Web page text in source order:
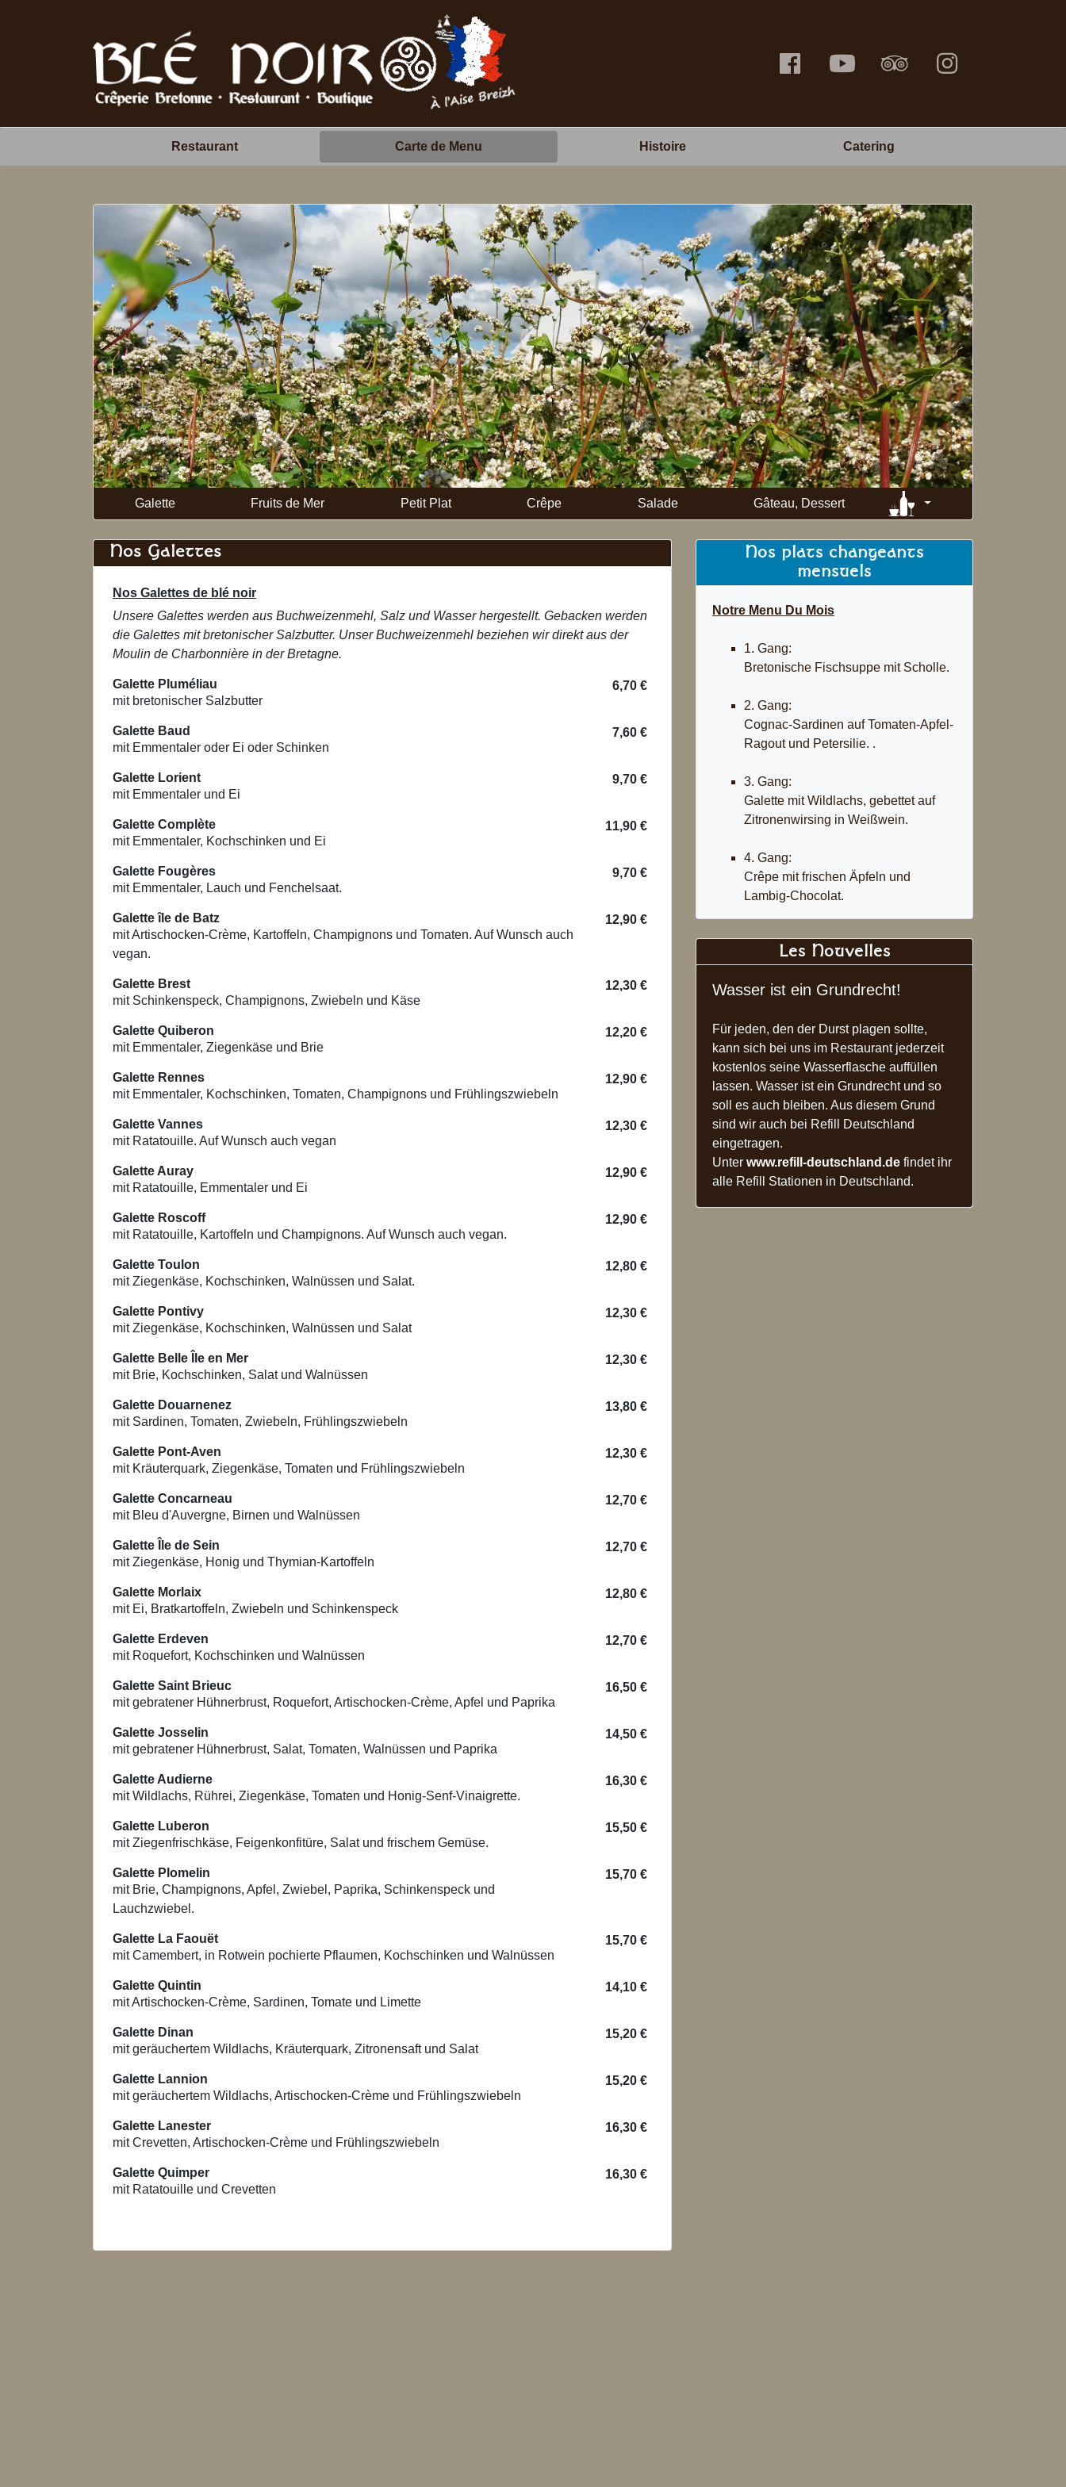
Tripadvisor Ble Noir
Yoube Channel
Facebook Ble Noir
Restaurant Carte de Menu Histoire Catering
Galette Fruits de Mer Petit Plat Crêpe Salade Gâteau, Dessert Getränke
Nos Galettes
Nos Galettes de blé noir
Unsere Galettes werden aus Buchweizenmehl, Salz und Wasser hergestellt. Gebacken werden
die Galettes mit bretonischer Salzbutter. Unser Buchweizenmehl beziehen wir direkt aus der
Moulin de Charbonnière in der Bretagne.
Galette Pluméliau
mit bretonischer Salzbutter
6,70 €
Galette Baud
mit Emmentaler oder Ei oder Schinken
7,60 €
Galette Lorient
mit Emmentaler und Ei
9,70 €
Galette Complète
mit Emmentaler, Kochschinken und Ei
11,90 €
Galette Fougères
mit Emmentaler, Lauch und Fenchelsaat.
9,70 €
Galette île de Batz
mit Artischocken-Crème, Kartoffeln, Champignons und Tomaten. Auf Wunsch auch
vegan.
12,90 €
Galette Brest
mit Schinkenspeck, Champignons, Zwiebeln und Käse
12,30 €
Galette Quiberon
mit Emmentaler, Ziegenkäse und Brie
12,20 €
Galette Rennes
mit Emmentaler, Kochschinken, Tomaten, Champignons und Frühlingszwiebeln
12,90 €
Galette Vannes
mit Ratatouille. Auf Wunsch auch vegan
12,30 €
Galette Auray
mit Ratatouille, Emmentaler und Ei
12,90 €
Galette Roscoff
mit Ratatouille, Kartoffeln und Champignons. Auf Wunsch auch vegan.
12,90 €
Galette Toulon
mit Ziegenkäse, Kochschinken, Walnüssen und Salat.
12,80 €
Galette Pontivy
mit Ziegenkäse, Kochschinken, Walnüssen und Salat
12,30 €
Galette Belle Île en Mer
mit Brie, Kochschinken, Salat und Walnüssen
12,30 €
Galette Douarnenez
mit Sardinen, Tomaten, Zwiebeln, Frühlingszwiebeln
13,80 €
Galette Pont-Aven
mit Kräuterquark, Ziegenkäse, Tomaten und Frühlingszwiebeln
12,30 €
Galette Concarneau
mit Bleu d'Auvergne, Birnen und Walnüssen
12,70 €
Galette Île de Sein
mit Ziegenkäse, Honig und Thymian-Kartoffeln
12,70 €
Galette Morlaix
mit Ei, Bratkartoffeln, Zwiebeln und Schinkenspeck
12,80 €
Galette Erdeven
mit Roquefort, Kochschinken und Walnüssen
12,70 €
Galette Saint Brieuc
mit gebratener Hühnerbrust, Roquefort, Artischocken-Crème, Apfel und Paprika
16,50 €
Galette Josselin
mit gebratener Hühnerbrust, Salat, Tomaten, Walnüssen und Paprika
14,50 €
Galette Audierne
mit Wildlachs, Rührei, Ziegenkäse, Tomaten und Honig-Senf-Vinaigrette.
16,30 €
Galette Luberon
mit Ziegenfrischkäse, Feigenkonfitüre, Salat und frischem Gemüse.
15,50 €
Galette Plomelin
mit Brie, Champignons, Apfel, Zwiebel, Paprika, Schinkenspeck und
Lauchzwiebel.
15,70 €
Galette La Faouët
mit Camembert, in Rotwein pochierte Pflaumen, Kochschinken und Walnüssen
15,70 €
Galette Quintin
mit Artischocken-Crème, Sardinen, Tomate und Limette
14,10 €
Galette Dinan
mit geräuchertem Wildlachs, Kräuterquark, Zitronensaft und Salat
15,20 €
Galette Lannion
mit geräuchertem Wildlachs, Artischocken-Crème und Frühlingszwiebeln
15,20 €
Galette Lanester
mit Crevetten, Artischocken-Crème und Frühlingszwiebeln
16,30 €
Galette Quimper
mit Ratatouille und Crevetten
16,30 €
Nos plats changeants
mensuels
Notre Menu Du Mois
1. Gang:
Bretonische Fischsuppe mit Scholle.
2. Gang:
Cognac-Sardinen auf Tomaten-Apfel-
Ragout und Petersilie. .
3. Gang:
Galette mit Wildlachs, gebettet auf
Zitronenwirsing in Weißwein.
4. Gang:
Crêpe mit frischen Äpfeln und
Lambig-Chocolat.
Les Nouvelles
Wasser ist ein Grundrecht!
Für jeden, den der Durst plagen sollte,
kann sich bei uns im Restaurant jederzeit
kostenlos seine Wasserflasche auffüllen
lassen. Wasser ist ein Grundrecht und so
soll es auch bleiben. Aus diesem Grund
sind wir auch bei Refill Deutschland
eingetragen.
Unter www.refill-deutschland.de findet ihr
alle Refill Stationen in Deutschland.